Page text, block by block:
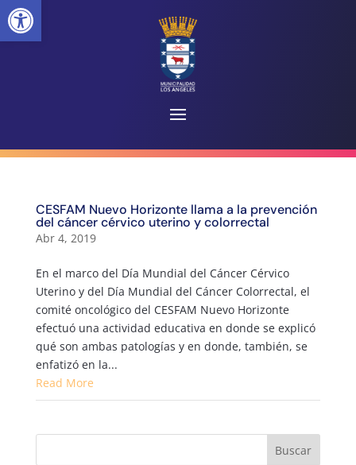
CESFAM Nuevo Horizonte llama a la prevención
del cáncer cérvico uterino y colorrectal
Abr 4, 2019
En el marco del Día Mundial del Cáncer Cérvico
Uterino y del Día Mundial del Cáncer Colorrectal, el
comité oncológico del CESFAM Nuevo Horizonte
efectuó una actividad educativa en donde se explicó
qué son ambas patologías y en donde, también, se
enfatizó en la...
Read More